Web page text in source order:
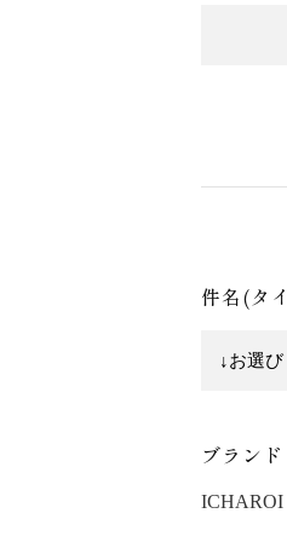
件名(タ
ブランド
ICHAROI